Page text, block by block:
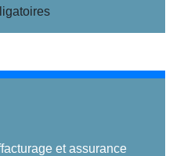
et assurance